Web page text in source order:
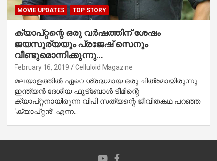
MOVIE UPDATES TOP STORY
ക്യാപ്റ്റന്റെ ഒരു വര്‍ഷത്തിന് ശേഷം
ജയസൂര്യയും പ്രജേഷ് സെനും
വീണ്ടുമൊന്നിക്കുന്നു…
February 16, 2019 Celluloid Magazine
മലയാളത്തില്‍ ഏറെ ശ്രദ്ധമായ ഒരു ചിത്രമായിരുന്നു
ഇന്ത്യന്‍ ദേശീയ ഫുട്‌ബോള്‍ ടീമിന്റെ
ക്യാപ്റ്റനായിരുന്ന വിപി സത്യന്റെ ജീവിതകഥ പറഞ്ഞ
‘ക്യാപ്റ്റന്‍’ എന്ന…